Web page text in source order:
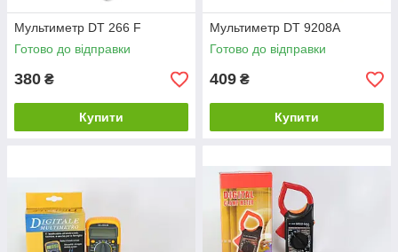
Мультиметр DT 266 F
Готово до відправки
380 ₴
Купити
Мультиметр DT 9208A
Готово до відправки
409 ₴
Купити